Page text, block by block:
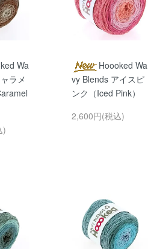
Wa
ラメ
)
Hoooked Wa
vy Blends アイスピ
ンク（Iced Pink）
2,600円(税込)